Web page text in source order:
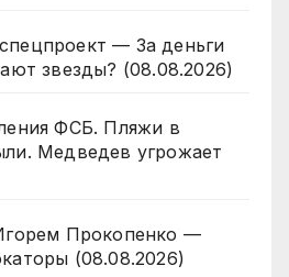
— За деньги
звезды? (08.08.2026)
ФСБ. Пляжи в
Медведев угрожает
Прокопенко —
(08.08.2026)